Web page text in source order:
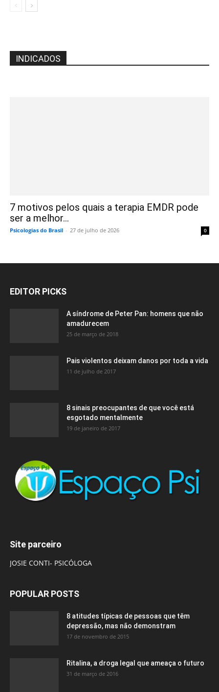
INDICADOS
7 motivos pelos quais a terapia EMDR pode
ser a melhor...
Psicologias do Brasil - 27 de julho de 2026 0
EDITOR PICKS
A síndrome de Peter Pan: homens que não
amadurecem
25 de março de 2018
Pais violentos deixam danos por toda a vida
11 de julho de 2017
8 sinais preocupantes de que você está
esgotado mentalmente
19 de janeiro de 2017
Site parceiro
JOSIE CONTI- PSICÓLOGA
POPULAR POSTS
8 atitudes típicas de pessoas que têm
depressão, mas não demonstram
17 de novembro de 2015
Ritalina, a droga legal que ameaça o futuro
31 de março de 2016